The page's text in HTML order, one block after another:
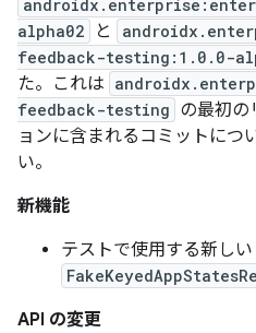
alpha02
と
feedback-testing:1.0.0-
た。これは
feedback-testing の最初の
ョンに含まれるコミットにつ
い。
新機能
テストで使用する新しい
API の変更